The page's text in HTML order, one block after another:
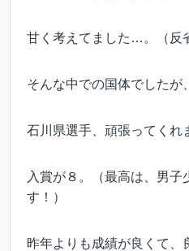
甘く考えてました…。（反
そんな中での国体でしたが、
石川県選手、頑張ってくれ
入賞が８。（最高は、男
す！）
昨年よりも成績が良くて、